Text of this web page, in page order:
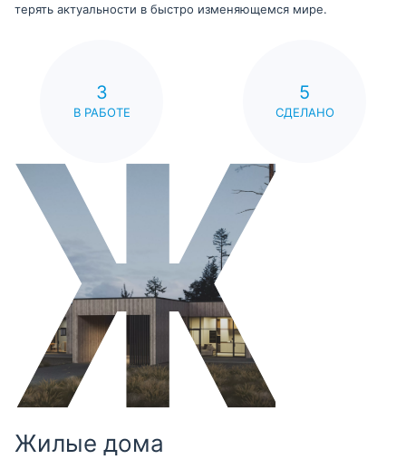
терять актуальности в быстро изменяющемся мире.
3
В РАБОТЕ
5
СДЕЛАНО
Жилые дома